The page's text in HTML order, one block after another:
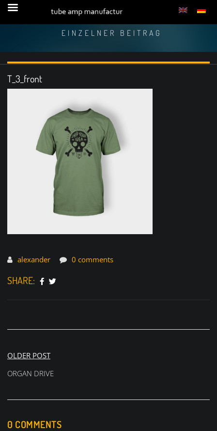
EINZELNER BEITRAG
T_3_front
alexander 0 comments
SHARE:
Beitragsnavigation
OLDER POST
ORGAN DRIVE
0 COMMENTS